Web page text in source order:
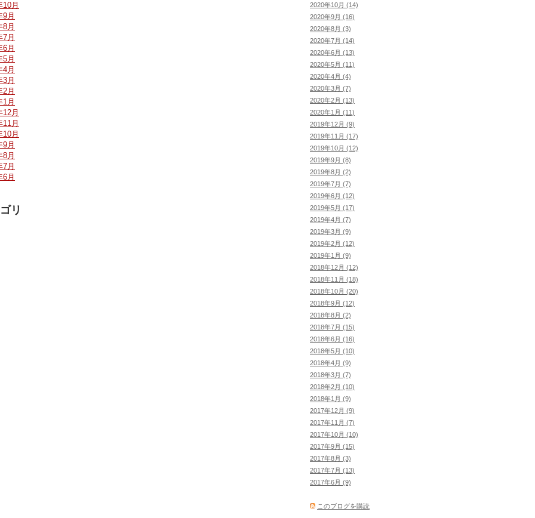
10月
9月
8月
7月
6月
5月
4月
3月
2月
1月
12月
11月
10月
9月
8月
7月
6月
リ
2020年10月 (14)
2020年9月 (16)
2020年8月 (3)
2020年7月 (14)
2020年6月 (13)
2020年5月 (11)
2020年4月 (4)
2020年3月 (7)
2020年2月 (13)
2020年1月 (11)
2019年12月 (9)
2019年11月 (17)
2019年10月 (12)
2019年9月 (8)
2019年8月 (2)
2019年7月 (7)
2019年6月 (12)
2019年5月 (17)
2019年4月 (7)
2019年3月 (9)
2019年2月 (12)
2019年1月 (9)
2018年12月 (12)
2018年11月 (18)
2018年10月 (20)
2018年9月 (12)
2018年8月 (2)
2018年7月 (15)
2018年6月 (16)
2018年5月 (10)
2018年4月 (9)
2018年3月 (7)
2018年2月 (10)
2018年1月 (9)
2017年12月 (9)
2017年11月 (7)
2017年10月 (10)
2017年9月 (15)
2017年8月 (3)
2017年7月 (13)
2017年6月 (9)
このブログを購読